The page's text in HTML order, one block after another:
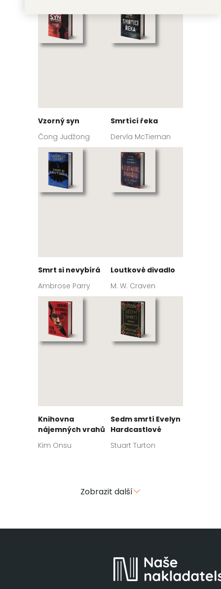
Vzorný syn
Čong Judžong
Smrtící řeka
Dervla McTiernan
Smrt si nevybírá
Ambrose Parry
Loutkové divadlo
M. W. Craven
Knihovna
nájemných vrahů
Kim Onsu
Sedm smrtí Evelyn
Hardcastlové
Stuart Turton
Zobrazit další